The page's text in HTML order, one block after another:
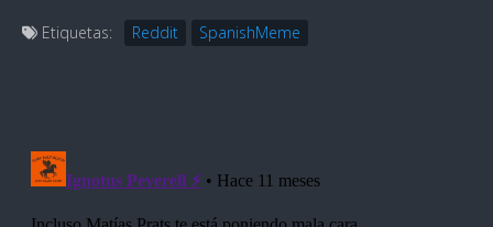
Etiquetas: Reddit SpanishMeme